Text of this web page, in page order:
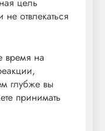
цель
отвлекаться
время на
глубже вы
принимать